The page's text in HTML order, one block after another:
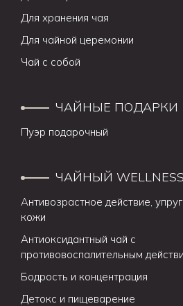
Для хранения чая
Для чайной церемонии
Чай с собой
ЧАЙНЫЕ ПОДАРКИ
Пуэр подарочный
ЧАЙНЫЙ WELLNESS
Антивозрастное действие,
кожи
Антиоксидантный чай с
противовоспалительным
Бодрость и концентрация
Детокс и пищеварение